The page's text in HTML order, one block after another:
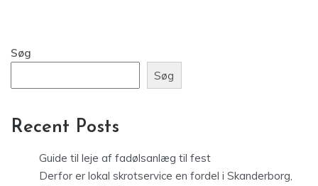
Søg
Søg
Recent Posts
Guide til leje af fadølsanlæg til fest
Derfor er lokal skrotservice en fordel i Skanderborg,